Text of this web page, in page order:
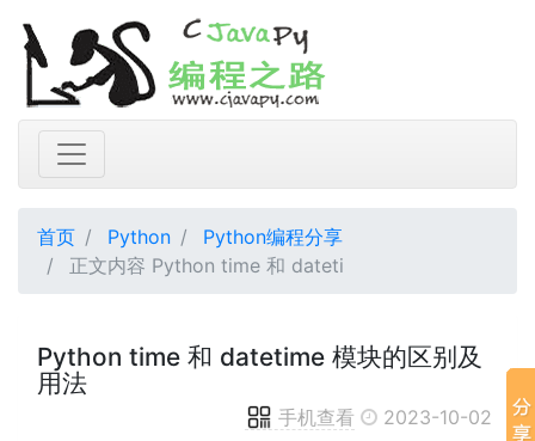
首页 Python
Python编程分享
正文内容 Python time 和 dateti
Python time 和 datetime 模块的区别及
用法
手机查看 2023-10-02